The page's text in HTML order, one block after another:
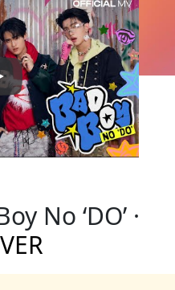
No ‘DO’ ·